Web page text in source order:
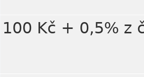
100 Kč + 0,5% z